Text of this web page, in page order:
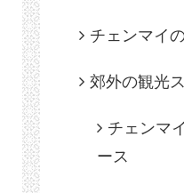
チェンマイ
郊外の観光
チェンマ
ース